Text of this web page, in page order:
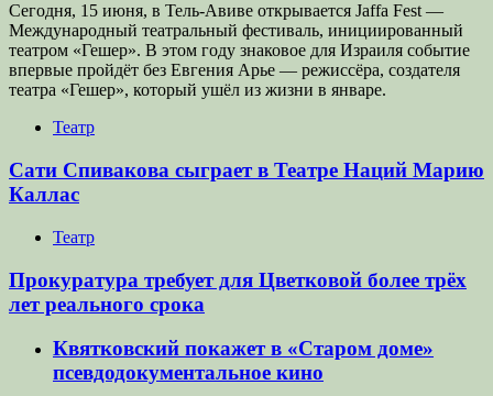
Сегодня, 15 июня, в Тель-Авиве открывается Jaffa Fest —
Международный театральный фестиваль, инициированный
театром «Гешер». В этом году знаковое для Израиля событие
впервые пройдёт без Евгения Арье — режиссёра, создателя
театра «Гешер», который ушёл из жизни в январе.
Театр
Сати Спивакова сыграет в Театре Наций Марию
Каллас
Театр
Прокуратура требует для Цветковой более трёх
лет реального срока
Квятковский покажет в «Старом доме»
псевдодокументальное кино